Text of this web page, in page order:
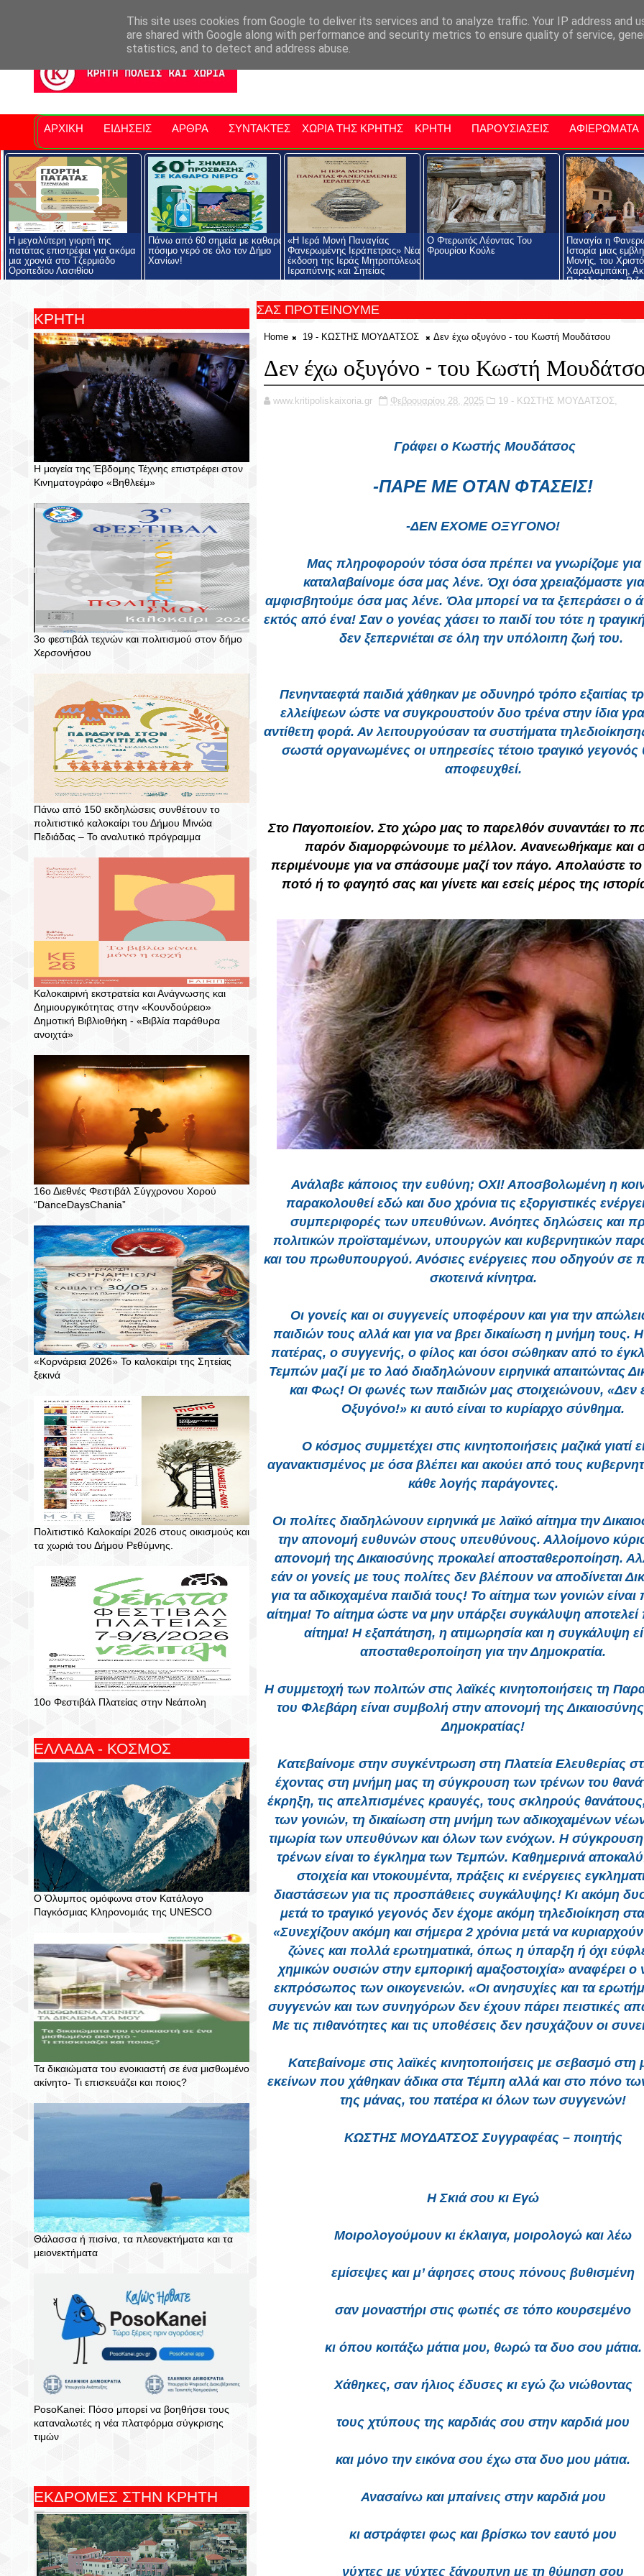
Νομός Λασιθίου Αγαπάμε Ρέθυμνο Επαρχία Μαλεβιζίου Εκδηλώσεις Στην Κρήτη Kriti Traveller
ΑΡΧΙΚΗ ΕΙΔΗΣΕΙΣ ΑΡΘΡΑ ΣΥΝΤΑΚΤΕΣ ΧΩΡΙΑ ΤΗΣ ΚΡΗΤΗΣ ΚΡΗΤΗ ΠΑΡΟΥΣΙΑΣΕΙΣ ΑΦΙΕΡΩΜΑΤΑ
Η μεγαλύτερη γιορτή της
πατάτας επιστρέφει για ακόμα
μια χρονιά στο Τζερμιάδο
Οροπεδίου Λασιθίου
Πάνω από 60 σημεία με καθαρό
πόσιμο νερό σε όλο τον Δήμο
Χανίων!
«Η Ιερά Μονή Παναγίας
Φανερωμένης Ιεράπετρας» Νέα
έκδοση της Ιεράς Μητροπόλεως
Ιεραπύτνης και Σητείας
Ο Φτερωτός Λέοντας Του
Φρουρίου Κούλε
Παναγία η
Ιστορία μιας
Μονής, του
Χαραλαμπάκη,
Προέδρου της
Ριζαρείου
ΚΡΗΤΗ
Η μαγεία της Έβδομης Τέχνης επιστρέφει στον
Κινηματογράφο «Βηθλεέμ»
3ο φεστιβάλ τεχνών και πολιτισμού στον δήμο
Χερσονήσου
Πάνω από 150 εκδηλώσεις συνθέτουν το
πολιτιστικό καλοκαίρι του Δήμου Μινώα
Πεδιάδας – To αναλυτικό πρόγραμμα
Καλοκαιρινή εκστρατεία και Ανάγνωσης και
Δημιουργικότητας στην «Κουνδούρειο»
Δημοτική Βιβλιοθήκη - «Βιβλία παράθυρα
ανοιχτά»
16ο Διεθνές Φεστιβάλ Σύγχρονου Χορού
“DanceDaysChania”
«Κορνάρεια 2026» Το καλοκαίρι της Σητείας
ξεκινά
Πολιτιστικό Καλοκαίρι 2026 στους οικισμούς και
τα χωριά του Δήμου Ρεθύμνης.
10ο Φεστιβάλ Πλατείας στην Νεάπολη
ΕΛΛΑΔΑ - ΚΟΣΜΟΣ
Ο Όλυμπος ομόφωνα στον Κατάλογο
Παγκόσμιας Κληρονομιάς της UNESCO
Τα δικαιώματα του ενοικιαστή σε ένα μισθωμένο
ακίνητο- Τι επισκευάζει και ποιος?
Θάλασσα ή πισίνα, τα πλεονεκτήματα και τα
μειονεκτήματα
PosoKanei: Πόσο μπορεί να βοηθήσει τους
καταναλωτές η νέα πλατφόρμα σύγκρισης
τιμών
ΕΚΔΡΟΜΕΣ ΣΤΗΝ ΚΡΗΤΗ
ΣΑΣ ΠΡΟΤΕΙΝΟΥΜΕ
Home 19 - ΚΩΣΤΗΣ ΜΟΥΔΑΤΣΟΣ Δεν έχω οξυγόνο - του Κωστή Μουδάτσου
Δεν έχω οξυγόνο - του Κωστή
www.kritipoliskaixoria.gr Φεβρουαρίου 28, 2025 19 - ΚΩΣΤΗΣ ΜΟΥΔΑΤΣΟΣ,
Γράφει ο Κωστής Μουδάτσος
-ΠΑΡΕ ΜΕ ΟΤΑΝ ΦΤΑΣΕΙΣ!
-ΔΕΝ ΕΧΟΜΕ ΟΞΥΓΟΝΟ!
Μας πληροφορούν τόσα όσα πρέπει να γνωρίζομε για
καταλαβαίνομε όσα μας λένε. Όχι όσα χρειαζόμαστε
αμφισβητούμε όσα μας λένε. Όλα μπορεί να τα ξεπεράσει ο
εκτός από ένα! Σαν ο γονέας χάσει το παιδί του τότε η
δεν ξεπερνιέται σε όλη την υπόλοιπη ζωή του.
Πενηνταεφτά παιδιά χάθηκαν με οδυνηρό τρόπο εξαιτίας
ελλείψεων ώστε να συγκρουστούν δυο τρένα στην ίδια
αντίθετη φορά. Αν λειτουργούσαν τα συστήματα
σωστά οργανωμένες οι υπηρεσίες τέτοιο τραγικό γεγονός
αποφευχθεί.
Στο Παγοποιείον. Στο χώρο μας το παρελθόν συναντάει το
παρόν διαμορφώνουμε το μέλλον. Ανανεωθήκαμε και
περιμένουμε για να σπάσουμε μαζί τον πάγο. Απολαύστε
ποτό ή το φαγητό σας και γίνετε και εσείς μέρος της
Ανάλαβε κάποιος την ευθύνη; ΟΧΙ! Αποσβολωμένη η
παρακολουθεί εδώ και δυο χρόνια τις εξοργιστικές
συμπεριφορές των υπευθύνων. Ανόητες δηλώσεις και
πολιτικών προϊσταμένων, υπουργών και κυβερνητικών
και του πρωθυπουργού. Ανόσιες ενέργειες που οδηγούν σε
σκοτεινά κίνητρα.
Οι γονείς και οι συγγενείς υποφέρουν και για την
παιδιών τους αλλά και για να βρει δικαίωση η μνήμη τους.
πατέρας, ο συγγενής, ο φίλος και όσοι σώθηκαν από το
Τεμπών μαζί με το λαό διαδηλώνουν ειρηνικά απαιτώντας
και Φως! Οι φωνές των παιδιών μας στοιχειώνουν, «Δεν
Οξυγόνο!» κι αυτό είναι το κυρίαρχο σύνθημα.
Ο κόσμος συμμετέχει στις κινητοποιήσεις μαζικά γιατί
αγανακτισμένος με όσα βλέπει και ακούει από τους
κάθε λογής παράγοντες.
Οι πολίτες διαδηλώνουν ειρηνικά με λαϊκό αίτημα την
την απονομή ευθυνών στους υπευθύνους. Αλλοίμονο
απονομή της Δικαιοσύνης προκαλεί αποσταθεροποίηση.
εάν οι γονείς με τους πολίτες δεν βλέπουν να αποδίνεται
για τα αδικοχαμένα παιδιά τους! Το αίτημα των γονιών
αίτημα! Το αίτημα ώστε να μην υπάρξει συγκάλυψη αποτελεί
αίτημα! Η εξαπάτηση, η ατιμωρησία και η συγκάλυψη
αποσταθεροποίηση για την Δημοκρατία.
Η συμμετοχή των πολιτών στις λαϊκές κινητοποιήσεις τη
του Φλεβάρη είναι συμβολή στην απονομή της Δικαιοσύνης
Δημοκρατίας!
Κατεβαίνομε στην συγκέντρωση στη Πλατεία Ελευθερίας
έχοντας στη μνήμη μας τη σύγκρουση των τρένων του
έκρηξη, τις απελπισμένες κραυγές, τους σκληρούς
των γονιών, τη δικαίωση στη μνήμη των αδικοχαμένων
τιμωρία των υπευθύνων και όλων των ενόχων. Η
τρένων είναι το έγκλημα των Τεμπών. Καθημερινά
στοιχεία και ντοκουμέντα, πράξεις κι ενέργειες
διαστάσεων για τις προσπάθειες συγκάλυψης! Κι ακόμη
μετά το τραγικό γεγονός δεν έχομε ακόμη τηλεδιοίκηση
«Συνεχίζουν ακόμη και σήμερα 2 χρόνια μετά να κυριαρχούν
ζώνες και πολλά ερωτηματικά, όπως η ύπαρξη ή όχι
χημικών ουσιών στην εμπορική αμαξοστοιχία» αναφέρει ο
εκπρόσωπος των οικογενειών. «Οι ανησυχίες και τα
συγγενών και των συνηγόρων δεν έχουν πάρει πειστικές
Με τις πιθανότητες και τις υποθέσεις δεν ησυχάζουν οι
Κατεβαίνομε στις λαϊκές κινητοποιήσεις με σεβασμό στη
εκείνων που χάθηκαν άδικα στα Τέμπη αλλά και στο πόνο
της μάνας, του πατέρα κι όλων των συγγενών!
ΚΩΣΤΗΣ ΜΟΥΔΑΤΣΟΣ Συγγραφέας – ποιητής
Η Σκιά σου κι Εγώ
Μοιρολογούμουν κι έκλαιγα, μοιρολογώ και λέω
εμίσεψες και μ’ άφησες στους πόνους βυθισμένη
σαν μοναστήρι στις φωτιές σε τόπο κουρσεμένο
κι όπου κοιτάξω μάτια μου, θωρώ τα δυο σου μάτια.
Χάθηκες, σαν ήλιος έδυσες κι εγώ ζω νιώθοντας
τους χτύπους της καρδιάς σου στην καρδιά μου
και μόνο την εικόνα σου έχω στα δυο μου μάτια.
Ανασαίνω και μπαίνεις στην καρδιά μου
κι αστράφτει φως και βρίσκω τον εαυτό μου
νύχτες με νύχτες ξάγρυπνη με τη θύμηση σου
This site uses cookies from Google to deliver its services and to analyze traffic. Your IP address and
are shared with Google along with performance and security metrics to ensure quality of service,
statistics, and to detect and address abuse.